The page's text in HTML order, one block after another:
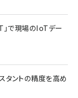
で現場のIoTデー
タントの精度を高め